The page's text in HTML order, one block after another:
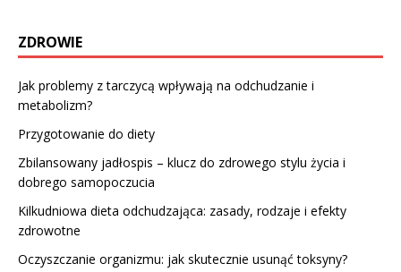
ZDROWIE
Jak problemy z tarczycą wpływają na odchudzanie i
metabolizm?
Przygotowanie do diety
Zbilansowany jadłospis – klucz do zdrowego stylu życia i
dobrego samopoczucia
Kilkudniowa dieta odchudzająca: zasady, rodzaje i efekty
zdrowotne
Oczyszczanie organizmu: jak skutecznie usunąć toksyny?